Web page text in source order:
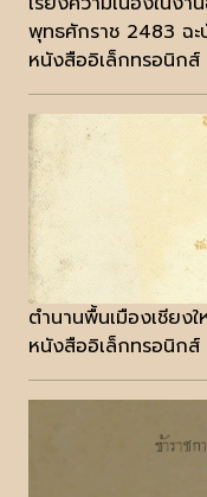
พุทธศักราช 2483 ฉะ
หนังสืออิเล็กทรอนิกส์
ตำนานพื้นเมืองเชียงใ
หนังสืออิเล็กทรอนิกส์